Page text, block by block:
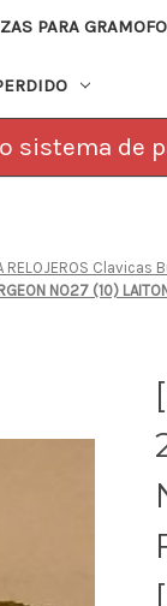
PARA
sistema de
RELOJEROS Clavicas
NO27 (10)